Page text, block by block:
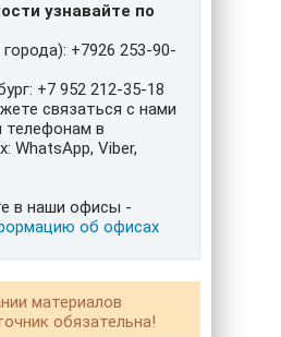
узнавайте по
+7926 253-90-
+7 952 212-35-18
связаться с нами
телефонам в
WhatsApp, Viber,
в наши офисы -
об офисах
материалов
обязательна!